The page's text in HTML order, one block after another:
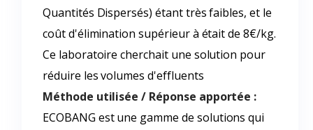
Quantités Dispersés) étant très faibles, et le
coût d'élimination supérieur à était de 8€/kg.
Ce laboratoire cherchait une solution pour
réduire les volumes d'effluents
Méthode utilisée / Réponse apportée :
ECOBANG est une gamme de solutions qui